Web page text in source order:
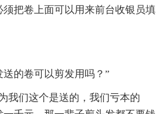
把卷上面可以用来前台收银员填
的卷可以剪发用吗？”
们这个是送的，我们亏本的